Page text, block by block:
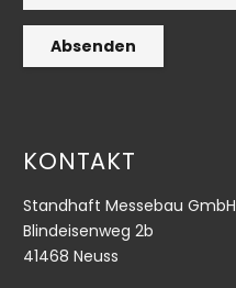
Absenden
KONTAKT
Standhaft Messebau GmbH
Blindeisenweg 2b
41468 Neuss